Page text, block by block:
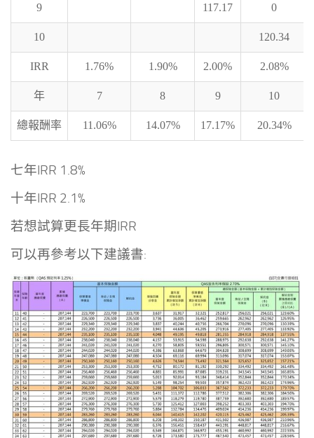
9 117.17 0
10 120.34
IRR 1.76% 1.90% 2.00% 2.08%
年 7 8 9 10
總報酬率 11.06% 14.07% 17.17% 20.34%
七年IRR 1.8%
十年IRR 2.1%
若想試算更長年期IRR
可以再參考以下建議書: